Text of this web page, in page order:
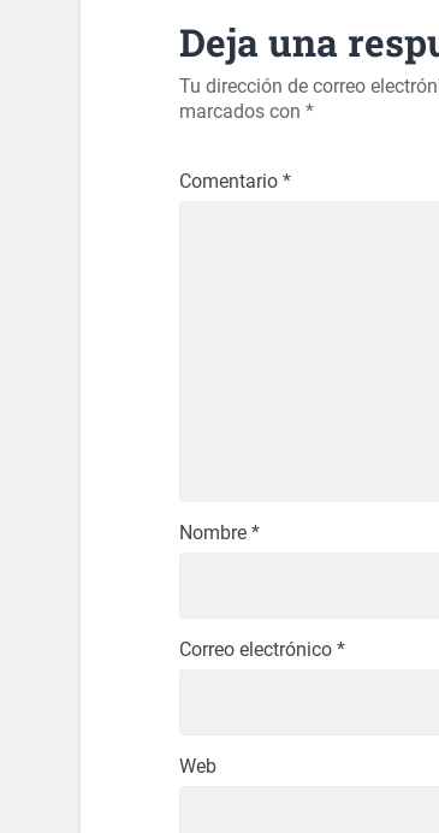
Deja una
Tu dirección de correo
marcados con *
Comentario *
Nombre *
Correo electrónico *
Web